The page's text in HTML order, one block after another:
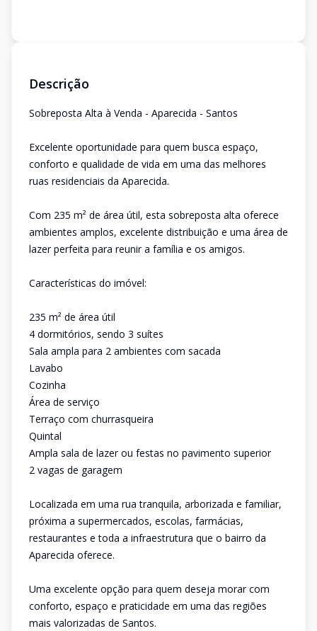
Descrição
Sobreposta Alta à Venda - Aparecida - Santos
Excelente oportunidade para quem busca espaço,
conforto e qualidade de vida em uma das melhores
ruas residenciais da Aparecida.
Com 235 m² de área útil, esta sobreposta alta oferece
ambientes amplos, excelente distribuição e uma área de
lazer perfeita para reunir a família e os amigos.
Características do imóvel:
235 m² de área útil
4 dormitórios, sendo 3 suítes
Sala ampla para 2 ambientes com sacada
Lavabo
Cozinha
Área de serviço
Terraço com churrasqueira
Quintal
Ampla sala de lazer ou festas no pavimento superior
2 vagas de garagem
Localizada em uma rua tranquila, arborizada e familiar,
próxima a supermercados, escolas, farmácias,
restaurantes e toda a infraestrutura que o bairro da
Aparecida oferece.
Uma excelente opção para quem deseja morar com
conforto, espaço e praticidade em uma das regiões
mais valorizadas de Santos.